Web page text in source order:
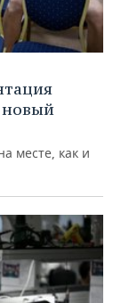
новый
месте, как и